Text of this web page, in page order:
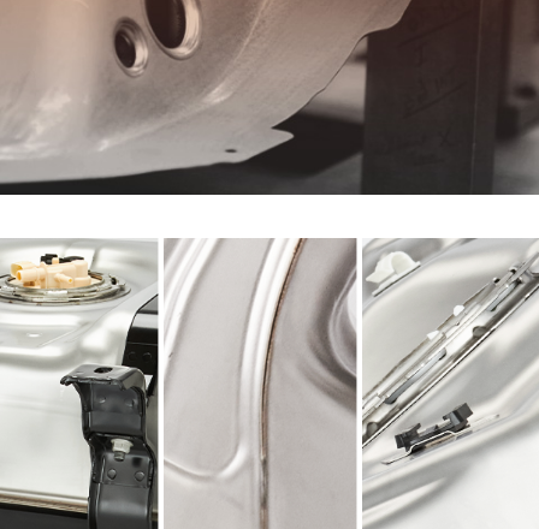
changeantes des équipementiers et des
véhicules futurs.